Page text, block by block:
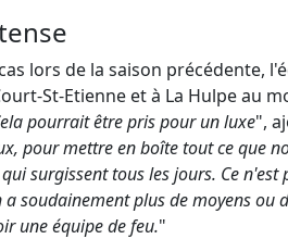
lors de la saison précédente,
St-Etienne et à La Hulpe au
pourrait être pris pour un luxe",
pour mettre en boîte tout ce que
surgissent tous les jours. Ce
soudainement plus de moyens
une équipe de feu."